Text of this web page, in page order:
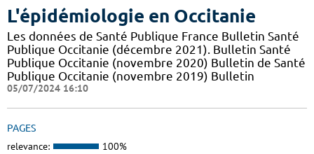
L'épidémiologie en Occitanie
Les données de Santé Publique France Bulletin Santé
Publique Occitanie (décembre 2021). Bulletin Santé
Publique Occitanie (novembre 2020) Bulletin de Santé
Publique Occitanie (novembre 2019) Bulletin
05/07/2024 16:10
PAGES
relevance: 100%